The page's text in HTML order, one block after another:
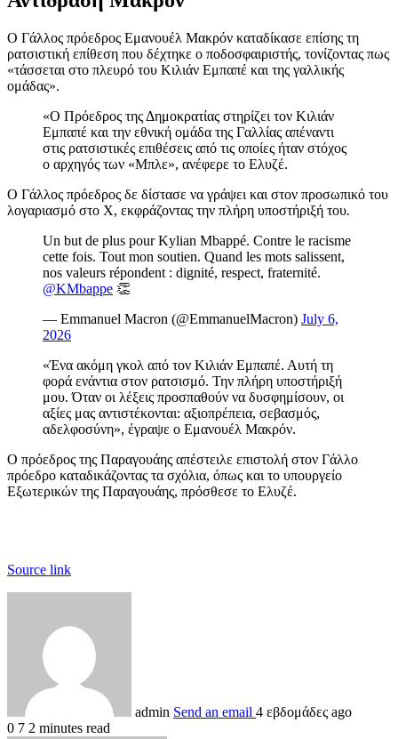
Ο Γάλλος πρόεδρος Εμανουέλ Μακρόν καταδίκασε επίσης τη
ρατσιστική επίθεση που δέχτηκε ο ποδοσφαιριστής, τονίζοντας πως
«τάσσεται στο πλευρό του Κιλιάν Εμπαπέ και της γαλλικής
ομάδας».
«Ο Πρόεδρος της Δημοκρατίας στηρίζει τον Κιλιάν
Εμπαπέ και την εθνική ομάδα της Γαλλίας απέναντι
στις ρατσιστικές επιθέσεις από τις οποίες ήταν στόχος
ο αρχηγός των «Μπλε», ανέφερε το Ελυζέ.
Ο Γάλλος πρόεδρος δε δίστασε να γράψει και στον προσωπικό του
λογαριασμό στο Χ, εκφράζοντας την πλήρη υποστήριξή του.
Un but de plus pour Kylian Mbappé. Contre le racisme
cette fois. Tout mon soutien. Quand les mots salissent,
nos valeurs répondent : dignité, respect, fraternité.
@KMbappe 👏
— Emmanuel Macron (@EmmanuelMacron) July 6,
2026
«Ένα ακόμη γκολ από τον Κιλιάν Εμπαπέ. Αυτή τη
φορά ενάντια στον ρατσισμό. Την πλήρη υποστήριξή
μου. Όταν οι λέξεις προσπαθούν να δυσφημίσουν, οι
αξίες μας αντιστέκονται: αξιοπρέπεια, σεβασμός,
αδελφοσύνη», έγραψε ο Εμανουέλ Μακρόν.
Ο πρόεδρος της Παραγουάης απέστειλε επιστολή στον Γάλλο
πρόεδρο καταδικάζοντας τα σχόλια, όπως και το υπουργείο
Εξωτερικών της Παραγουάης, πρόσθεσε το Ελυζέ.
Source link
admin Send an email 4 εβδομάδες ago
0 7 2 minutes read